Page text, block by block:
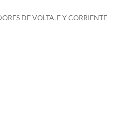
DE VOLTAJE Y CORRIENTE